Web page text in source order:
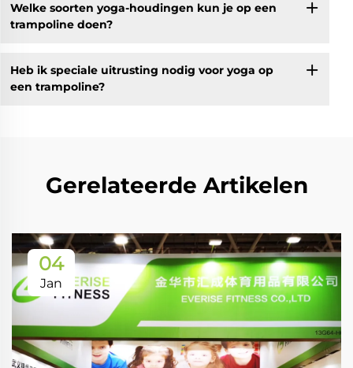
Welke soorten yoga-houdingen kun je op een
trampoline doen?
Heb ik speciale uitrusting nodig voor yoga op
een trampoline?
Gerelateerde Artikelen
04
Jan